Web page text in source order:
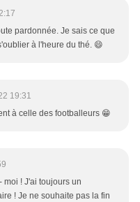
pardonnée. Je sais ce que
à l'heure du thé. 😄
19:31
à celle des footballeurs 😁
moi ! J'ai toujours un
! Je ne souhaite pas la fin